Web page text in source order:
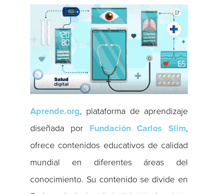
Aprende.org, plataforma de aprendizaje
diseñada por Fundación Carlos Slim,
ofrece contenidos educativos de calidad
mundial en diferentes áreas del
conocimiento. Su contenido se divide en